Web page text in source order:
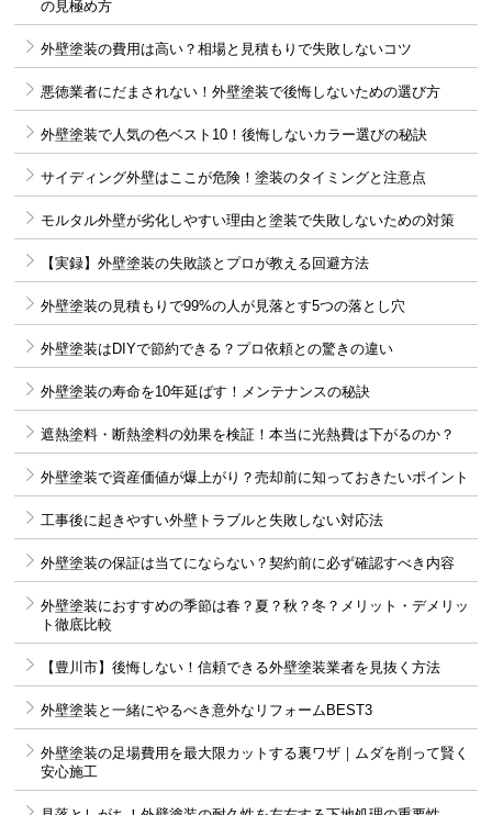
の見極め方
外壁塗装の費用は高い？相場と見積もりで失敗しないコツ
悪徳業者にだまされない！外壁塗装で後悔しないための選び方
外壁塗装で人気の色ベスト10！後悔しないカラー選びの秘訣
サイディング外壁はここが危険！塗装のタイミングと注意点
モルタル外壁が劣化しやすい理由と塗装で失敗しないための対策
【実録】外壁塗装の失敗談とプロが教える回避方法
外壁塗装の見積もりで99%の人が見落とす5つの落とし穴
外壁塗装はDIYで節約できる？プロ依頼との驚きの違い
外壁塗装の寿命を10年延ばす！メンテナンスの秘訣
遮熱塗料・断熱塗料の効果を検証！本当に光熱費は下がるのか？
外壁塗装で資産価値が爆上がり？売却前に知っておきたいポイント
工事後に起きやすい外壁トラブルと失敗しない対応法
外壁塗装の保証は当てにならない？契約前に必ず確認すべき内容
外壁塗装におすすめの季節は春？夏？秋？冬？メリット・デメリッ
ト徹底比較
【豊川市】後悔しない！信頼できる外壁塗装業者を見抜く方法
外壁塗装と一緒にやるべき意外なリフォームBEST3
外壁塗装の足場費用を最大限カットする裏ワザ｜ムダを削って賢く
安心施工